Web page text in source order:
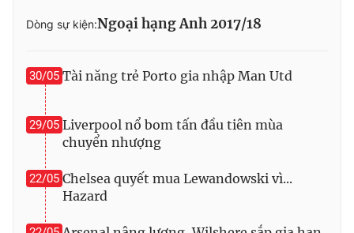
Theo dõi báo trên
Cơ quan chủ quản:Đài Truyền hình Việt Nam
Cơ quan báo chí:
Giấy phép hoạt động báo in và báo điện tử số 483/GP-BTTTT
cấp ngày 29/12/2023
Tổng Biên tập:
Phó Tổng Biên tập: Nguyễn Thị Mỹ Hạnh, Phạm Quốc Thắng,
Nguyễn Trọng Ninh
Tổng đài VTV:
Dòng sự kiện:Ngoại hạng Anh 2017/18
30/05 Tài năng trẻ Porto gia nhập Man Utd
29/05 Liverpool nổ bom tấn đầu tiên mùa
chuyển nhượng
22/05 Chelsea quyết mua Lewandowski vì...
Hazard